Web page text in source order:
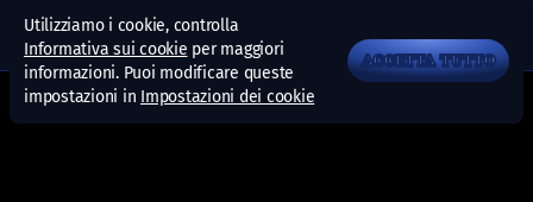
Utilizziamo i cookie, controlla
Informativa sui cookie per maggiori
informazioni. Puoi modificare queste
impostazioni in Impostazioni dei cookie
ACCETTA TUTTO